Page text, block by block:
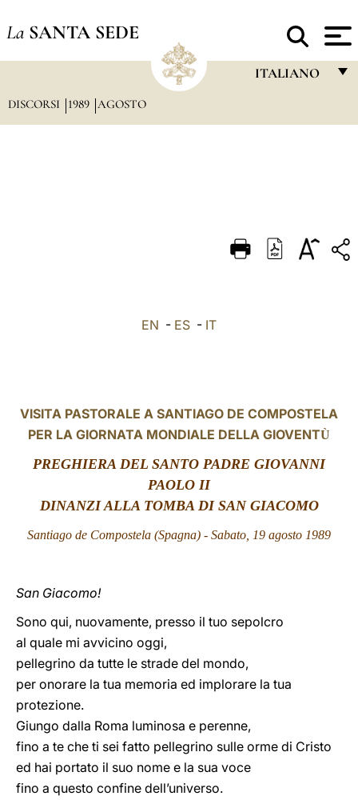
La SANTA SEDE
ITALIANO
DEUTSCH
DISCORSI 1989 AGOSTO
EN - ES - IT
VISITA PASTORALE A SANTIAGO DE COMPOSTELA
PER LA GIORNATA MONDIALE DELLA GIOVENTÙ
PREGHIERA DEL SANTO PADRE GIOVANNI
PAOLO II
DINANZI ALLA TOMBA DI SAN GIACOMO
Santiago de Compostela (Spagna) - Sabato, 19 agosto 1989
San Giacomo!
Sono qui, nuovamente, presso il tuo sepolcro
al quale mi avvicino oggi,
pellegrino da tutte le strade del mondo,
per onorare la tua memoria ed implorare la tua
protezione.
Giungo dalla Roma luminosa e perenne,
fino a te che ti sei fatto pellegrino sulle orme di Cristo
ed hai portato il suo nome e la sua voce
fino a questo confine dell’universo.